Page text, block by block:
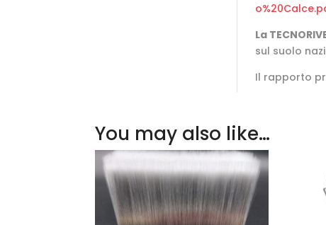
La
sul suolo
Il rapporto
You may also like…